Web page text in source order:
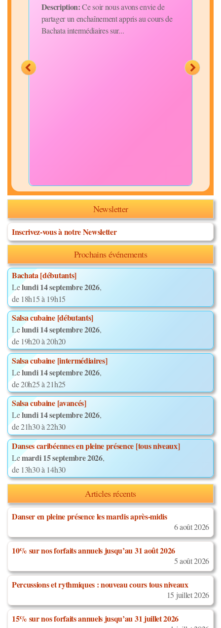
Description:Ce soir nous avons envie de
partager un enchaînement appris au cours de
Bachata intermédiaires sur...
Newsletter
Inscrivez-vous à notre Newsletter
Prochains événements
Bachata [débutants]
Lelundi 14 septembre 2026,
de 18h15 à 19h15
Salsa cubaine [débutants]
Lelundi 14 septembre 2026,
de 19h20 à 20h20
Salsa cubaine [intermédiaires]
Lelundi 14 septembre 2026,
de 20h25 à 21h25
Salsa cubaine [avancés]
Lelundi 14 septembre 2026,
de 21h30 à 22h30
Danses caribéennes en pleine présence [tous niveaux]
Lemardi 15 septembre 2026,
de 13h30 à 14h30
Articles récents
Danser en pleine présence les mardis après-midis
6 août 2026
10% sur nos forfaits annuels jusqu’au 31 août 2026
5 août 2026
Percussions et rythmiques : nouveau cours tous niveaux
15 juillet 2026
15% sur nos forfaits annuels jusqu’au 31 juillet 2026